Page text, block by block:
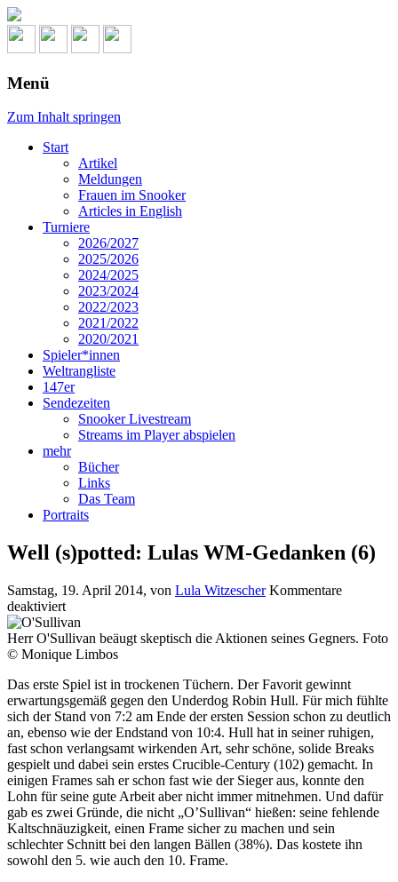
Menü
Zum Inhalt springen
Start
Artikel
Meldungen
Frauen im Snooker
Articles in English
Turniere
2026/2027
2025/2026
2024/2025
2023/2024
2022/2023
2021/2022
2020/2021
Spieler*innen
Weltrangliste
147er
Sendezeiten
Snooker Livestream
Streams im Player abspielen
mehr
Bücher
Links
Das Team
Portraits
Well (s)potted: Lulas WM-Gedanken (6)
Samstag, 19. April 2014, von Lula Witzescher Kommentare
deaktiviertfür
Well
(s)potted:
Lulas
Gedanken
(6)
Herr O'Sullivan beäugt skeptisch die Aktionen seines Gegners. Foto
© Monique Limbos
Das erste Spiel ist in trockenen Tüchern. Der Favorit gewinnt
erwartungsgemäß gegen den Underdog Robin Hull. Für mich fühlte
sich der Stand von 7:2 am Ende der ersten Session schon zu deutlich
an, ebenso wie der Endstand von 10:4. Hull hat in seiner ruhigen,
fast schon verlangsamt wirkenden Art, sehr schöne, solide Breaks
gespielt und dabei sein erstes Crucible-Century (102) gemacht. In
einigen Frames sah er schon fast wie der Sieger aus, konnte den
Lohn für seine gute Arbeit aber nicht immer mitnehmen. Und dafür
gab es zwei Gründe, die nicht „O’Sullivan“ hießen: seine fehlende
Kaltschnäuzigkeit, einen Frame sicher zu machen und sein
schlechter Schnitt bei den langen Bällen (38%). Das kostete ihn
sowohl den 5. wie auch den 10. Frame.